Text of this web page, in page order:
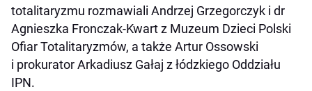
totalitaryzmu rozmawiali Andrzej Grzegorczyk i dr
Agnieszka Fronczak-Kwart z Muzeum Dzieci Polski
Ofiar Totalitaryzmów, a także Artur Ossowski
i prokurator Arkadiusz Gałaj z łódzkiego Oddziału
IPN.